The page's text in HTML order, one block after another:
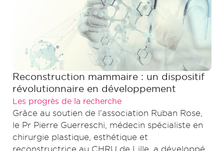
Reconstruction mammaire : un dispositif
révolutionnaire en développement
Les progrès de la recherche
Grâce au soutien de l'association Ruban Rose,
le Pr Pierre Guerreschi, médecin spécialiste en
chirurgie plastique, esthétique et
reconstructrice au CHRU de Lille, a développé